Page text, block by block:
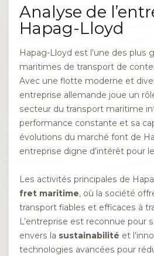
Analyse de
Hapag-Lloyd
Hapag-Lloyd est l’une des plus
maritimes de transport de
Avec une flotte moderne et
entreprise allemande joue un
secteur du transport maritime
performance constante et sa
évolutions du marché font de
entreprise digne d’intérêt pour
Les activités principales de
fret maritime, où la société
transport fiables et efficaces à
L’entreprise est reconnue pour
envers la sustainabilité et
technologies avancées pour